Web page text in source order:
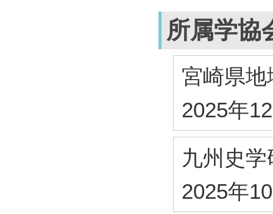
所属学協
宮崎県
2025年
九州史
2025年